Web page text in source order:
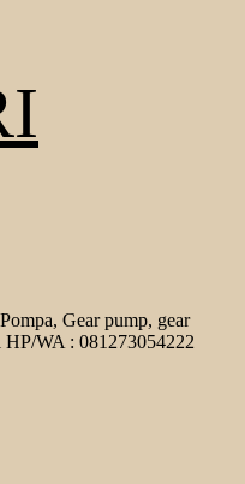
Gear pump, gear
WA : 081273054222